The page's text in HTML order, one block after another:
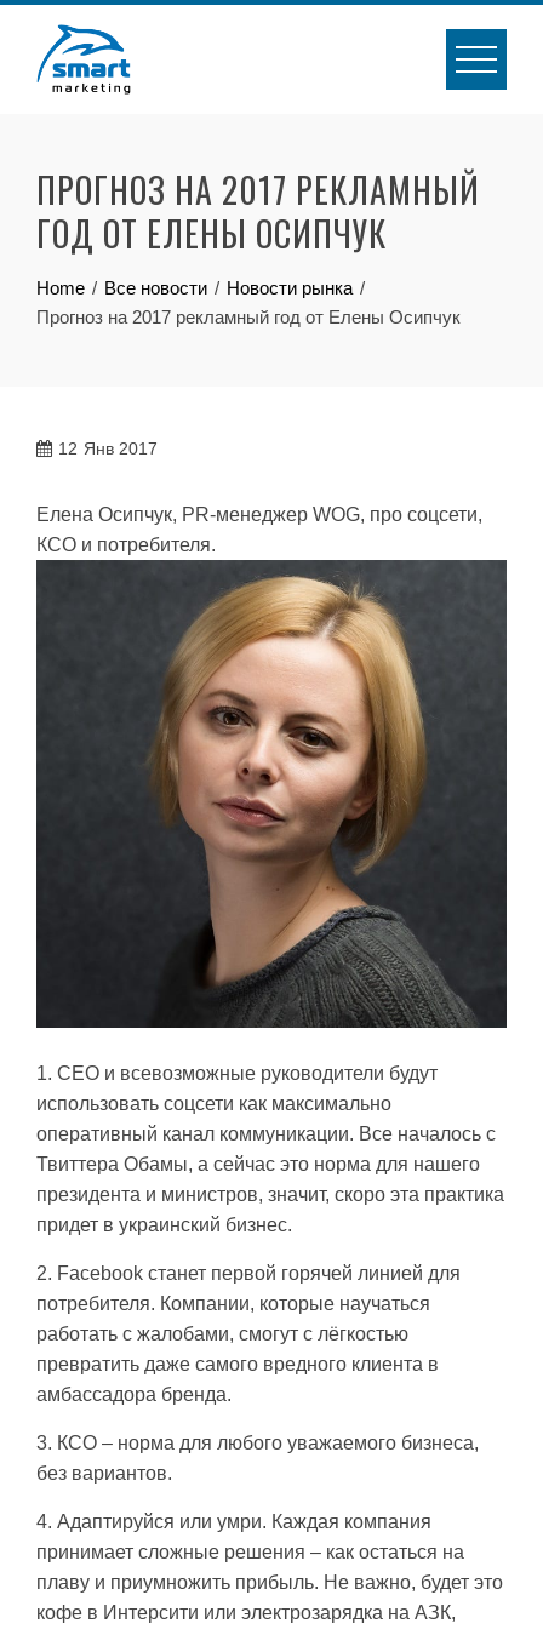
content
ПРОГНОЗ НА 2017 РЕКЛАМНЫЙ
ГОД ОТ ЕЛЕНЫ ОСИПЧУК
Home Все новости
Новости рынка
Прогноз на 2017 рекламный год от Елены Осипчук
12 Янв 2017
Елена Осипчук, PR-менеджер WOG, про соцсети,
КСО и потребителя.
1. СEO и всевозможные руководители будут
использовать соцсети как максимально
оперативный канал коммуникации. Все началось с
Твиттера Обамы, а сейчас это норма для нашего
президента и министров, значит, скоро эта практика
придет в украинский бизнес.
2. Facebook станет первой горячей линией для
потребителя. Компании, которые научаться
работать с жалобами, смогут с лёгкостью
превратить даже самого вредного клиента в
амбассадора бренда.
3. КСО – норма для любого уважаемого бизнеса,
без вариантов.
4. Адаптируйся или умри. Каждая компания
принимает сложные решения – как остаться на
плаву и приумножить прибыль. Не важно, будет это
кофе в Интерсити или электрозарядка на АЗК,